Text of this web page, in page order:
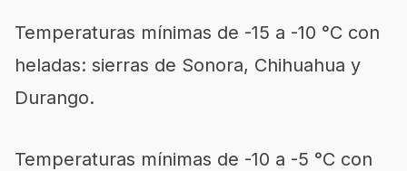
Temperaturas mínimas de -15 a -10 °C con
heladas: sierras de Sonora, Chihuahua y
Durango.
Temperaturas mínimas de -10 a -5 °C con